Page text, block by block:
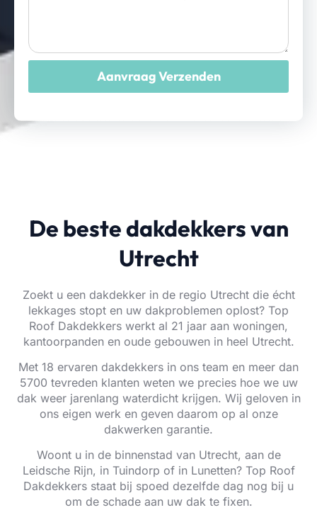
Aanvraag Verzenden
De beste dakdekkers van
Utrecht
Zoekt u een dakdekker in de regio Utrecht die écht
lekkages stopt en uw dakproblemen oplost? Top
Roof Dakdekkers werkt al 21 jaar aan woningen,
kantoorpanden en oude gebouwen in heel Utrecht.
Met 18 ervaren dakdekkers in ons team en meer dan
5700 tevreden klanten weten we precies hoe we uw
dak weer jarenlang waterdicht krijgen. Wij geloven in
ons eigen werk en geven daarom op al onze
dakwerken garantie.
Woont u in de binnenstad van Utrecht, aan de
Leidsche Rijn, in Tuindorp of in Lunetten? Top Roof
Dakdekkers staat bij spoed dezelfde dag nog bij u
om de schade aan uw dak te fixen.